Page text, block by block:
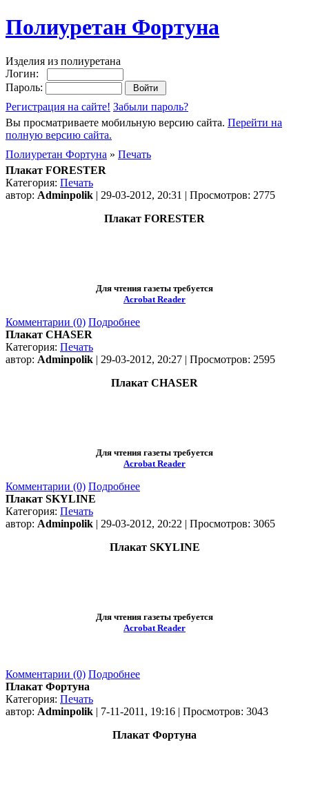
Полиуретан Фортуна
Изделия из полиуретана
Логин:
Пароль:
Регистрация на сайте! Забыли пароль?
Вы просматриваете мобильную версию сайта. Перейти на
полную версию сайта.
Полиуретан Фортуна » Печать
Плакат FORESTER
Категория: Печать
автор: Adminpolik | 29-03-2012, 20:31 | Просмотров: 2775
Плакат FORESTER
Для чтения газеты требуется
Acrobat Reader
Комментарии (0) Подробнее
Плакат CHASER
Категория: Печать
автор: Adminpolik | 29-03-2012, 20:27 | Просмотров: 2595
Плакат CHASER
Для чтения газеты требуется
Acrobat Reader
Комментарии (0) Подробнее
Плакат SKYLINE
Категория: Печать
автор: Adminpolik | 29-03-2012, 20:22 | Просмотров: 3065
Плакат SKYLINE
Для чтения газеты требуется
Acrobat Reader
Комментарии (0) Подробнее
Плакат Фортуна
Категория: Печать
автор: Adminpolik | 7-11-2011, 19:16 | Просмотров: 3043
Плакат Фортуна